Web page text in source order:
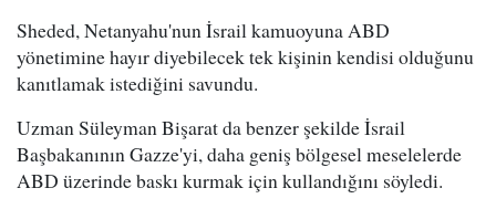
Sheded, Netanyahu'nun İsrail kamuoyuna ABD
yönetimine hayır diyebilecek tek kişinin kendisi olduğunu
kanıtlamak istediğini savundu.
Uzman Süleyman Bişarat da benzer şekilde İsrail
Başbakanının Gazze'yi, daha geniş bölgesel meselelerde
ABD üzerinde baskı kurmak için kullandığını söyledi.